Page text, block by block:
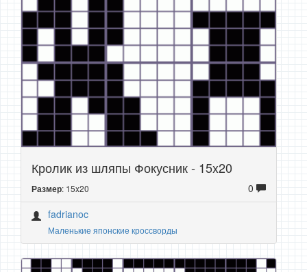
Кролик из шляпы Фокусник - 15x20
Размер: 15x20
0
fadrianoc
Маленькие японские кроссворды